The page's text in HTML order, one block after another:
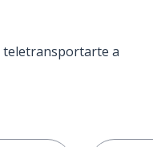
teletransportarte a